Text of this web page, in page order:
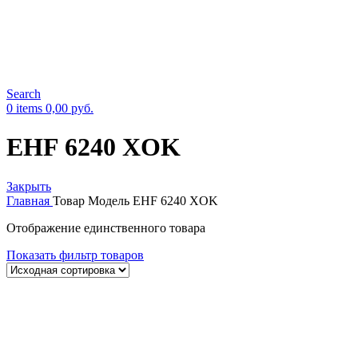
Search
0 items 0,00 руб.
EHF 6240 XOK
Закрыть
Главная Товар Модель EHF 6240 XOK
Отображение единственного товара
Показать фильтр товаров